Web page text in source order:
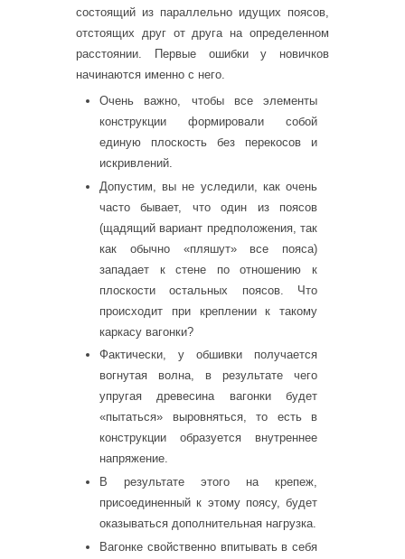
состоящий из параллельно идущих поясов,
отстоящих друг от друга на определенном
расстоянии. Первые ошибки у новичков
начинаются именно с него.
Очень важно, чтобы все элементы
конструкции формировали собой
единую плоскость без перекосов и
искривлений.
Допустим, вы не уследили, как очень
часто бывает, что один из поясов
(щадящий вариант предположения, так
как обычно «пляшут» все пояса)
западает к стене по отношению к
плоскости остальных поясов. Что
происходит при креплении к такому
каркасу вагонки?
Фактически, у обшивки получается
вогнутая волна, в результате чего
упругая древесина вагонки будет
«пытаться» выровняться, то есть в
конструкции образуется внутреннее
напряжение.
В результате этого на крепеж,
присоединенный к этому поясу, будет
оказываться дополнительная нагрузка.
Вагонке свойственно впитывать в себя